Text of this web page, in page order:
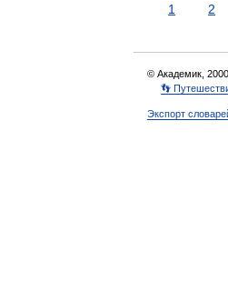
1 2
© Академик,
👣
Экспорт